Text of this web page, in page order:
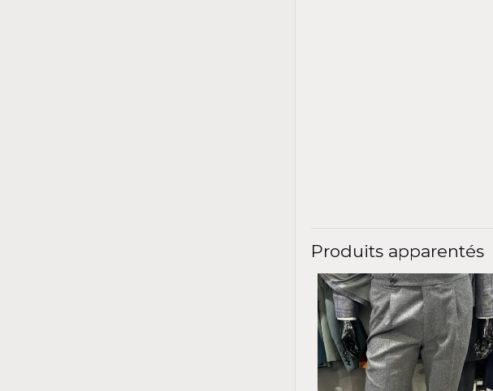
Produits apparentés